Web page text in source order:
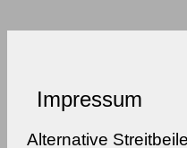
Impressum
Alternative